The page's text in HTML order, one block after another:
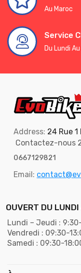
Au Maroc
Service
Du Lundi
Address: 24 Rue
Contactez-nous
0667129821
Email:
OUVERT DU
Lundi – Jeudi :
Vendredi : 09:30-
Samedi : 09:30-